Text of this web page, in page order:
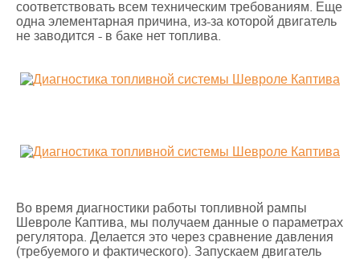
соответствовать всем техническим требованиям. Еще
одна элементарная причина, из-за которой двигатель
не заводится - в баке нет топлива.
Во время диагностики работы топливной рампы
Шевроле Каптива, мы получаем данные о параметрах
регулятора. Делается это через сравнение давления
(требуемого и фактического). Запускаем двигатель